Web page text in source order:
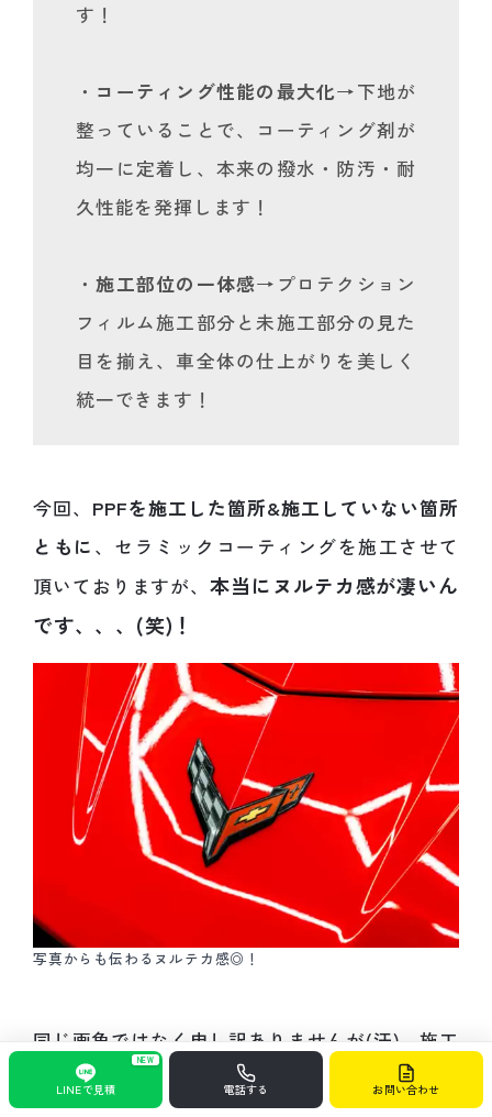
す！
・ コーティング性能の最大化→下地が
整っていることで、コーティング剤が
均一に定着し、本来の撥水・防汚・耐
久性能を発揮します！
・施工部位の一体感→プロテクション
フィルム施工部分と未施工部分の見た
目を揃え、車全体の仕上がりを美しく
統一できます！
今回、 PPFを施工した箇所&施工していない箇所
ともに 、セラミックコーティングを施工させて
頂いておりますが、本当にヌルテカ感が凄いん
です、、、(笑)！
写真からも伝わるヌルテカ感◎！
同じ画角ではなく申し訳ありませんが(汗)、施工
前のお車と施工後のお車を見比べて頂いても、
NEW
LINEで見積 電話する お問い合わせ